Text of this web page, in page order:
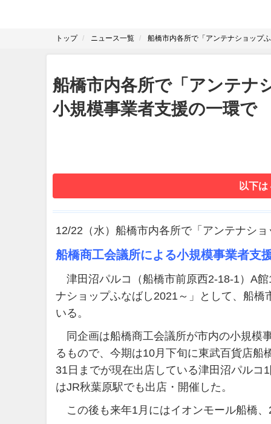
トップ ニュース一覧 船橋市内各所で「アンテナショップ
船橋市内各所で「アンテナ
小規模事業者支援の一環で
以下
12/22（水）船橋市内各所で「アンテナシ
船橋商工会議所による小規模事業者支
津田沼パルコ（船橋市前原西2-18-1）A
ナショップふなばし2021～」として、船
いる。
同企画は船橋商工会議所が市内の小規模
るもので、今期は10月下旬に東武百貨店
31日までが現在出店している津田沼パル
はJR秋葉原駅でも出店・開催した。
この後も来年1月にはイオンモール船橋